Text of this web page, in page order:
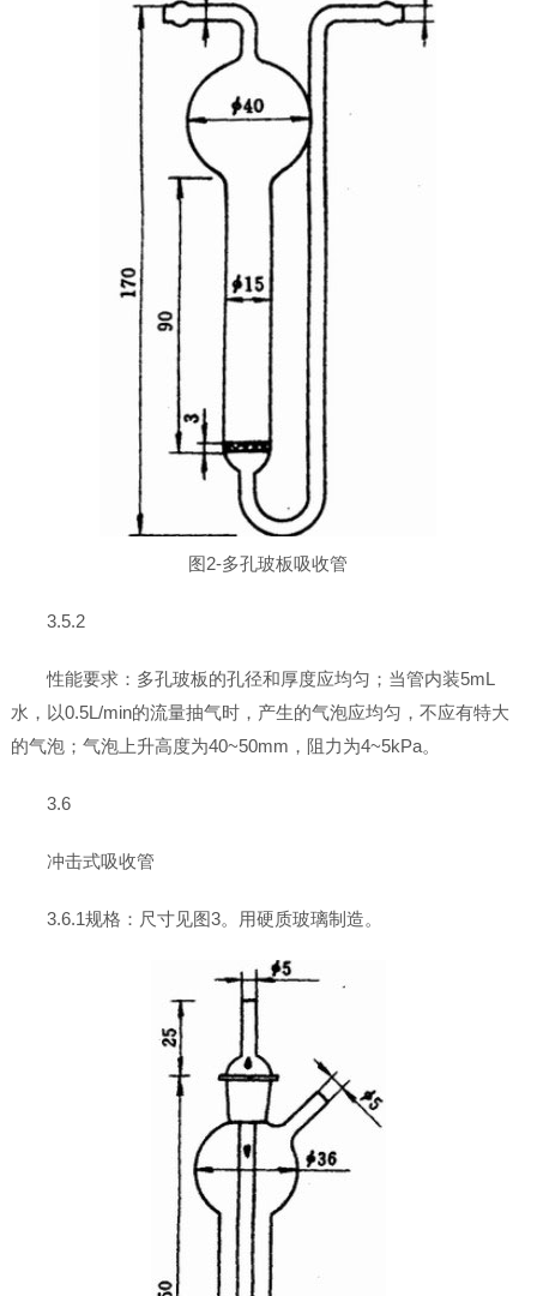
图2-多孔玻板吸收管
3.5.2
性能要求：多孔玻板的孔径和厚度应均匀；当管内装5mL
水，以0.5L/min的流量抽气时，产生的气泡应均匀，不应有特大
的气泡；气泡上升高度为40~50mm，阻力为4~5kPa。
3.6
冲击式吸收管
3.6.1规格：尺寸见图3。用硬质玻璃制造。